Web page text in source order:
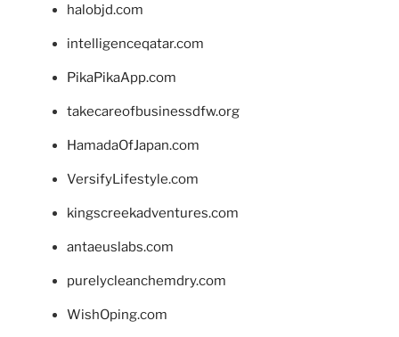
halobjd.com
intelligenceqatar.com
PikaPikaApp.com
takecareofbusinessdfw.org
HamadaOfJapan.com
VersifyLifestyle.com
kingscreekadventures.com
antaeuslabs.com
purelycleanchemdry.com
WishOping.com